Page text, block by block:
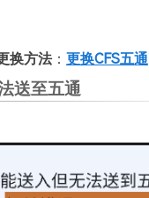
换方法： 更换CFS五通
送至五通